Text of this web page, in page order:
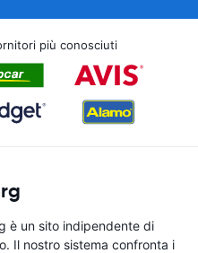
più conosciuti
è un sito indipendente di
Il nostro sistema confronta i